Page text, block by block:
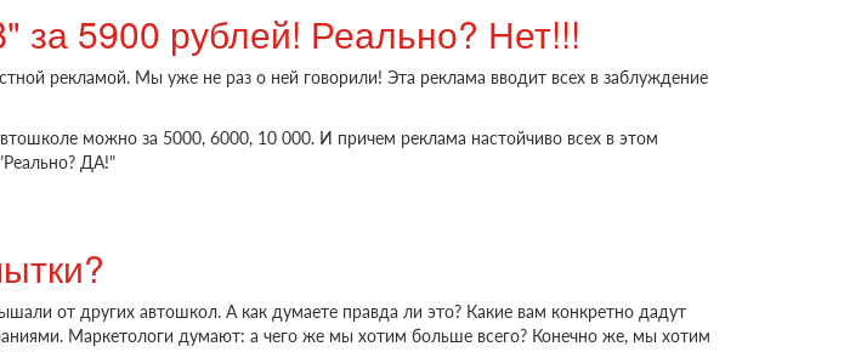
за 5900 рублей! Реально? Нет!!!
рекламой. Мы уже не раз о ней говорили! Эта реклама вводит всех в заблуждение
можно за 5000, 6000, 10 000. И причем реклама настойчиво всех в этом
ДА!"
от других автошкол. А как думаете правда ли это? Какие вам конкретно дадут
Маркетологи думают: а чего же мы хотим больше всего? Конечно же, мы хотим